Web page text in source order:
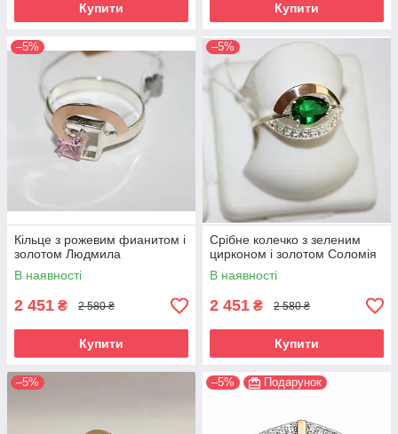
Купити Купити
–5%
Кільце з рожевим фианитом і
золотом Людмила
В наявності
2 451 ₴ 2 580 ₴
Купити
–5%
Срібне колечко з зеленим
цирконом і золотом Соломія
В наявності
2 451 ₴ 2 580 ₴
Купити
–5% –5% Подарунок